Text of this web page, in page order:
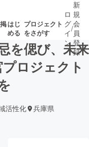
はじ
める
プロジェクト
をさがす
了が近いプ
クト
ロ
グ
イ
ン
/
新
規
会
員
登
録
を偲び、未来
ロジェクト
活性化 兵庫県